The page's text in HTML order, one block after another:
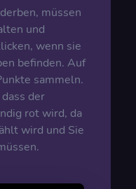
müssen
und
wenn sie
befinden. Auf
sammeln.
der
rot wird, da
wird und Sie